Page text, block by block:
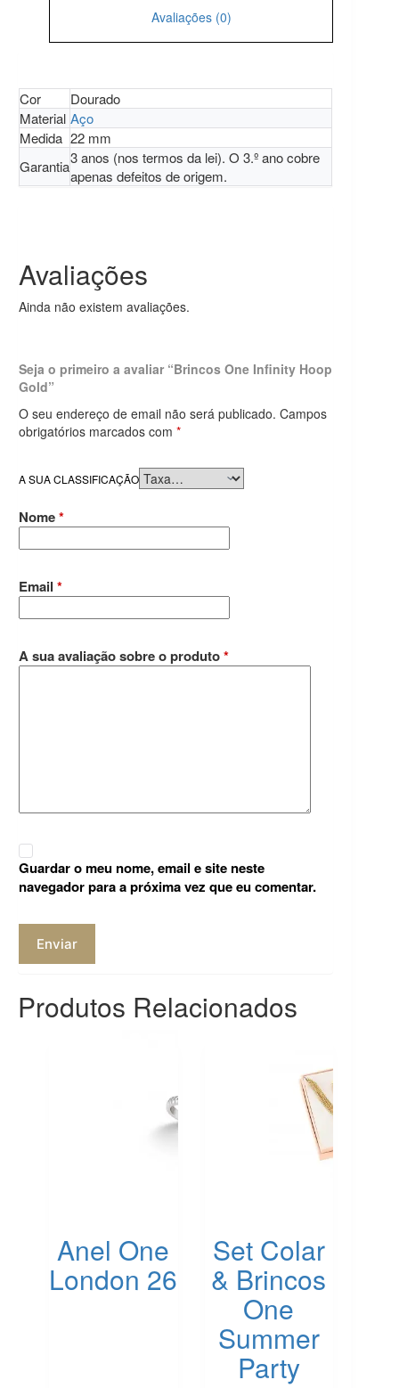
Avaliações (0)
Cor
Dourado
Material Aço
Medida 22 mm
Garantia3 anos (nos termos da lei). O 3.º ano cobre
apenas defeitos de origem.
Avaliações
Ainda não existem avaliações.
Seja o primeiro a avaliar “Brincos One Infinity Hoop
Gold”
O seu endereço de email não será publicado. Campos
obrigatórios marcados com *
A SUA CLASSIFICAÇÃO
Nome*
Email *
A sua avaliação sobre o produto*
Guardar o meu nome, email e site neste
navegador para a próxima vez que eu comentar.
Enviar
Produtos Relacionados
Anel One
London 26
Set Colar
& Brincos
One
Summer
Party